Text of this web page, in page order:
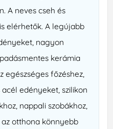
A neves cseh és
elérhetők. A legújabb
nagyon
kerámia
főzéshez,
edényeket, szilikon
nappali szobákhoz,
otthona könnyebb